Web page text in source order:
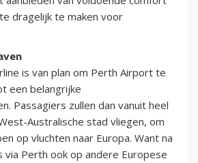
dragelijk te maken voor
is van plan om Perth Airport te
een belangrijke
Passagiers zullen dan vanuit heel
Australische stad vliegen, om
op vluchten naar Europa. Want na
via Perth ook op andere Europese